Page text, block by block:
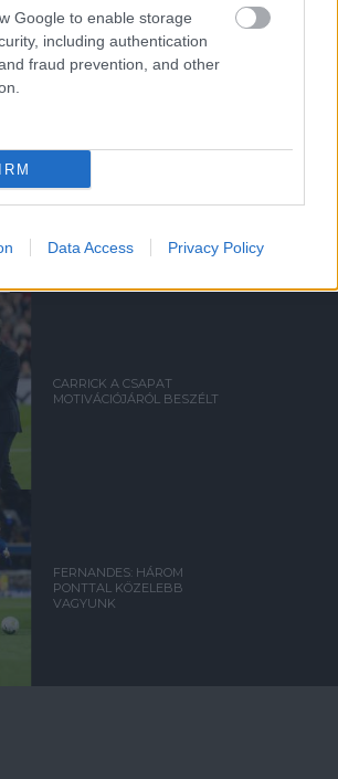
Google to enable storage
including authentication
fraud prevention, and other
Data Access Privacy Policy
"VARÁZSÁT"
MBEUMO: ALIG VÁROM A
BAJNOKOK LIGÁJÁT!
CARRICK A CSAPAT
MOTIVÁCIÓJÁRÓL BESZÉLT
FERNANDES: HÁROM
PONTTAL KÖZELEBB
VAGYUNK